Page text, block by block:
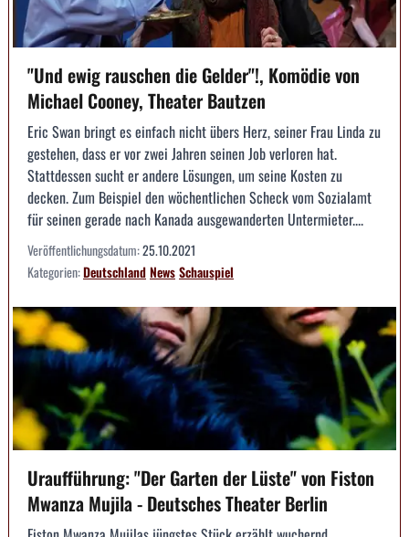
"Und ewig rauschen die Gelder"!, Komödie von
Michael Cooney, Theater Bautzen
Eric Swan bringt es einfach nicht übers Herz, seiner Frau Linda zu
gestehen, dass er vor zwei Jahren seinen Job verloren hat.
Stattdessen sucht er andere Lösungen, um seine Kosten zu
decken. Zum Beispiel den wöchentlichen Scheck vom Sozialamt
für seinen gerade nach Kanada ausgewanderten Untermieter....
Veröffentlichungsdatum:25.10.2021
Kategorien:DeutschlandNewsSchauspiel
Uraufführung: "Der Garten der Lüste" von Fiston
Mwanza Mujila - Deutsches Theater Berlin